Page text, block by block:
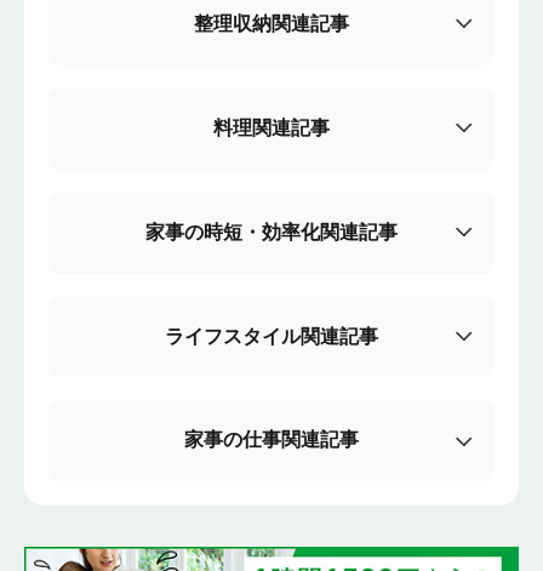
整理収納関連記事
料理関連記事
家事の時短・効率化関連記事
ライフスタイル関連記事
家事の仕事関連記事